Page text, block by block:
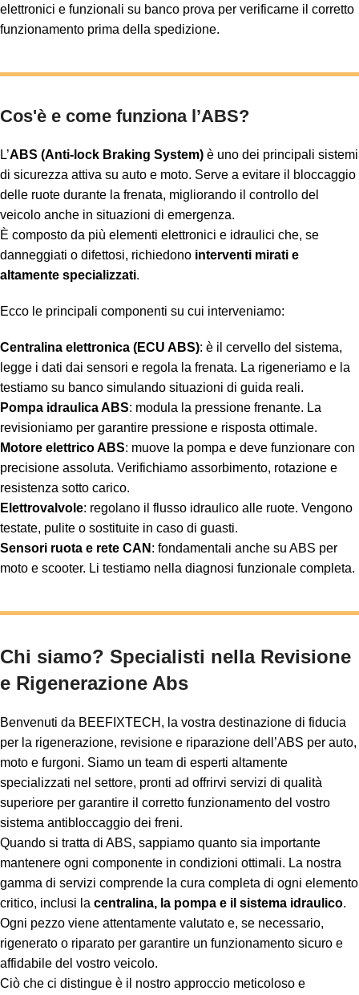
elettronici e funzionali su banco prova per verificarne il corretto
funzionamento prima della spedizione.
Cos'è e come funziona l’ABS?
L’ABS (Anti-lock Braking System) è uno dei principali sistemi
di sicurezza attiva su auto e moto. Serve a evitare il bloccaggio
delle ruote durante la frenata, migliorando il controllo del
veicolo anche in situazioni di emergenza.
È composto da più elementi elettronici e idraulici che, se
danneggiati o difettosi, richiedono interventi mirati e
altamente specializzati.
Ecco le principali componenti su cui interveniamo:
Centralina elettronica (ECU ABS): è il cervello del sistema,
legge i dati dai sensori e regola la frenata. La rigeneriamo e la
testiamo su banco simulando situazioni di guida reali.
Pompa idraulica ABS: modula la pressione frenante. La
revisioniamo per garantire pressione e risposta ottimale.
Motore elettrico ABS: muove la pompa e deve funzionare con
precisione assoluta. Verifichiamo assorbimento, rotazione e
resistenza sotto carico.
Elettrovalvole: regolano il flusso idraulico alle ruote. Vengono
testate, pulite o sostituite in caso di guasti.
Sensori ruota e rete CAN : fondamentali anche su ABS per
moto e scooter. Li testiamo nella diagnosi funzionale completa.
Chi siamo? Specialisti nella Revisione
e Rigenerazione Abs
Benvenuti da BEEFIXTECH, la vostra destinazione di fiducia
per la rigenerazione, revisione e riparazione dell’ABS per auto,
moto e furgoni. Siamo un team di esperti altamente
specializzati nel settore, pronti ad offrirvi servizi di qualità
superiore per garantire il corretto funzionamento del vostro
sistema antibloccaggio dei freni.
Quando si tratta di ABS, sappiamo quanto sia importante
mantenere ogni componente in condizioni ottimali. La nostra
gamma di servizi comprende la cura completa di ogni elemento
critico, inclusi la centralina, la pompa e il sistema idraulico.
Ogni pezzo viene attentamente valutato e, se necessario,
rigenerato o riparato per garantire un funzionamento sicuro e
affidabile del vostro veicolo.
Ciò che ci distingue è il nostro approccio meticoloso e